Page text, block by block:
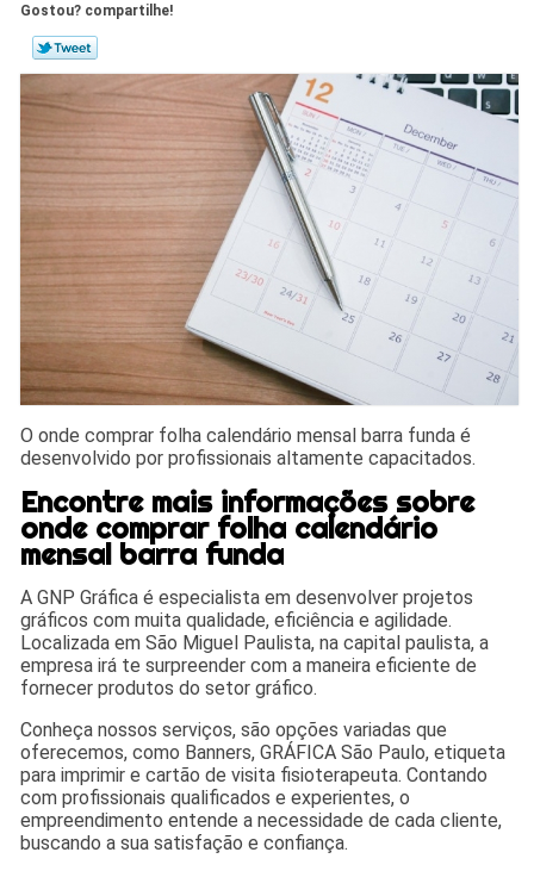
Gostou? compartilhe!
O onde comprar folha calendário mensal barra funda é
desenvolvido por profissionais altamente capacitados.
Encontre mais informações sobre
onde comprar folha calendário
mensal barra funda
A GNP Gráfica é especialista em desenvolver projetos
gráficos com muita qualidade, eficiência e agilidade.
Localizada em São Miguel Paulista, na capital paulista, a
empresa irá te surpreender com a maneira eficiente de
fornecer produtos do setor gráfico.
Conheça nossos serviços, são opções variadas que
oferecemos, como Banners, GRÁFICA São Paulo, etiqueta
para imprimir e cartão de visita fisioterapeuta. Contando
com profissionais qualificados e experientes, o
empreendimento entende a necessidade de cada cliente,
buscando a sua satisfação e confiança.